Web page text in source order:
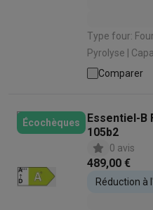
Type four: Four classique
Pyrolyse | Capacité du four: 65 L | Classe
énergétique: A+ | Type de cuisson: Air
Comparer
Écochèques
Essentiel-B
105b2
0 avis
489,00 €
Réduction à